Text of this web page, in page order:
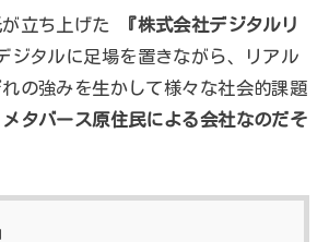
立ち上げた 『株式会社デジタルリ
ジタルに足場を置きながら、リアル
の強みを生かして様々な社会的課題
メタバース原住民による会社なのだそ